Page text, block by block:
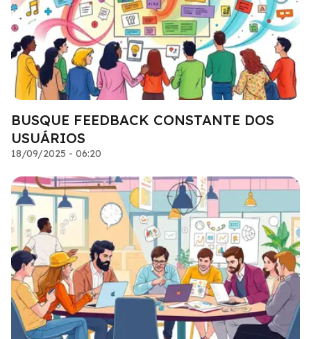
BUSQUE FEEDBACK CONSTANTE DOS
USUÁRIOS
18/09/2025 - 06:20